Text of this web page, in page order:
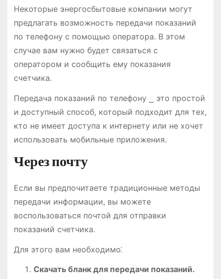
Некоторые энергосбытовые компании могут
предлагать возможность передачи показаний
по телефону с помощью оператора. В этом
случае вам нужно будет связаться с
оператором и сообщить ему показания
счетчика.
Передача показаний по телефону ⎯ это простой
и доступный способ, который подходит для тех,
кто не имеет доступа к интернету или не хочет
использовать мобильные приложения.
Через почту
Если вы предпочитаете традиционные методы
передачи информации, вы можете
воспользоваться почтой для отправки
показаний счетчика.
Для этого вам необходимо⁚
Скачать бланк для передачи показаний.